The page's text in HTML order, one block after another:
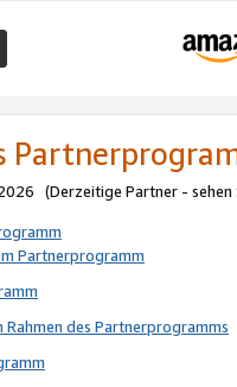
(Derzeitige Partner - sehen
Partnerprogramm
des Partnerprogramms